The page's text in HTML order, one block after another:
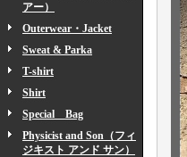
アー）
Outerwear・Jacket
Sweat & Parka
T-shirt
Shirt
Special Bag
Physicist and Son（フィ
ジキスト アンド サン）